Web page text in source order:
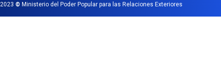
2023 © Ministerio del Poder Popular para las Relaciones Exteriores